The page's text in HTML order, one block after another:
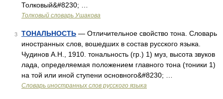
Толковый&#8230; …
Толковый словарь Ушакова
3 ТОНАЛЬНОСТЬ — Отличительное свойство тона. Словарь
иностранных слов, вошедших в состав русского языка.
Чудинов А.Н., 1910. тональность (гр.) 1) муз, высота звуков
лада, определяемая положением главного тона (тоники 1)
на той или иной ступени основного&#8230; …
Словарь иностранных слов русского языка